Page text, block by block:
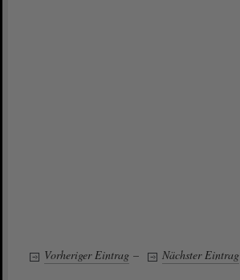
Vorheriger Eintrag – Nächster Eintrag